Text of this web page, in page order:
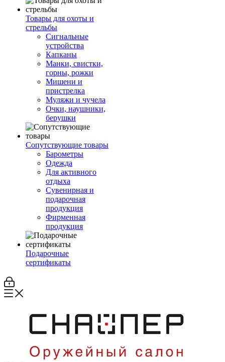
Товары для охоты и
стрельбы
Сигнальные
устройства
Капканы
Манки, свистки,
горны, рожки
Мишени и
пристрелка
Муляжи и чучела
Очки, наушники,
берушки
Сопутствующие товары
Барометры
Одежда
Для активного
отдыха
Сувенирная и
подарочная
продукция
Фирменная
продукция
Подарочные
сертификаты